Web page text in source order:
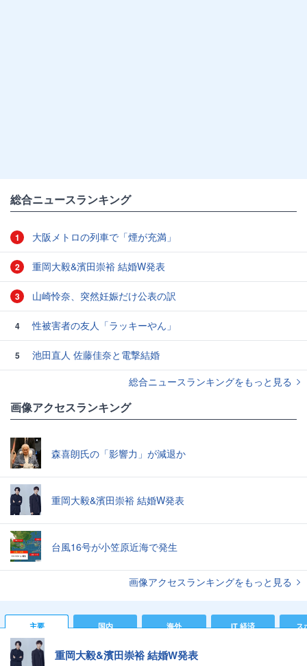
総合ニュースランキング
1 大阪メトロの列車で「煙が充満」
2 重岡大毅&濱田崇裕 結婚W発表
3 山崎怜奈、突然妊娠だけ公表の訳
4 性被害者の友人「ラッキーやん」
5
池田直人 佐藤佳奈と電撃結婚
総合ニュースランキングをもっと見る
画像アクセスランキング
森喜朗氏の「影響力」が減退か
重岡大毅&濱田崇裕 結婚W発表
台風16号が小笠原近海で発生
画像アクセスランキングをもっと見る
主要 国内 海外 IT 経済 ス
重岡大毅&濱田崇裕 結婚W発表